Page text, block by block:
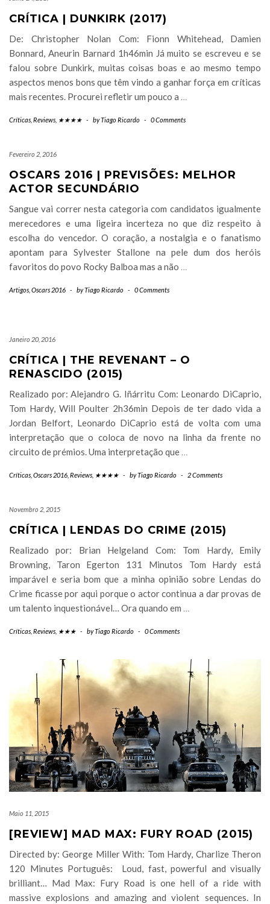
CRÍTICA | DUNKIRK (2017)
De: Christopher Nolan Com: Fionn Whitehead, Damien
Bonnard, Aneurin Barnard 1h46min Já muito se escreveu e se
falou sobre Dunkirk, muitas coisas boas e ao mesmo tempo
aspectos menos bons que têm vindo a ganhar força em críticas
mais recentes. Procurei refletir um pouco a …
Críticas Reviews ★★★★ - byTiago Ricardo - 0 Comments
Fevereiro 2, 2016
OSCARS 2016 | PREVISÕES: MELHOR
ACTOR SECUNDÁRIO
Sangue vai correr nesta categoria com candidatos igualmente
merecedores e uma ligeira incerteza no que diz respeito à
escolha do vencedor. O coração, a nostalgia e o fanatismo
apontam para Sylvester Stallone na pele dum dos heróis
favoritos do povo Rocky Balboa mas a não …
Artigos Oscars 2016 - byTiago Ricardo - 0 Comments
Janeiro 20, 2016
CRÍTICA | THE REVENANT – O
RENASCIDO (2015)
Realizado por: Alejandro G. Iñárritu Com: Leonardo DiCaprio,
Tom Hardy, Will Poulter 2h36min Depois de ter dado vida a
Jordan Belfort, Leonardo DiCaprio está de volta com uma
interpretação que o coloca de novo na linha da frente no
circuito de prémios. Uma interpretação que …
Críticas Oscars 2016 Reviews ★★★★ - byTiago Ricardo - 2 Comments
Novembro 2, 2015
CRÍTICA | LENDAS DO CRIME (2015)
Realizado por: Brian Helgeland Com: Tom Hardy, Emily
Browning, Taron Egerton 131 Minutos Tom Hardy está
imparável e seria bom que a minha opinião sobre Lendas do
Crime ficasse por aqui porque o actor continua a dar provas de
um talento inquestionável… Ora quando em …
Críticas Reviews ★★★ - byTiago Ricardo - 0 Comments
Maio 11, 2015
[REVIEW] MAD MAX: FURY ROAD (2015)
Directed by: George Miller With: Tom Hardy, Charlize Theron
120 Minutes Português: Loud, fast, powerful and visually
brilliant… Mad Max: Fury Road is one hell of a ride with
massive explosions and amazing and violent sequences. In